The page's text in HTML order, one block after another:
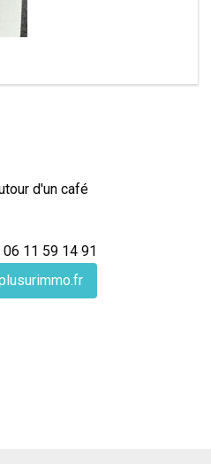
d'un café
06 11 59 14 91